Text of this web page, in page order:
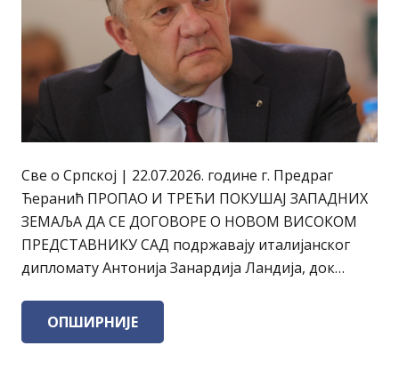
Све о Српској | 22.07.2026. године г. Предраг
Ћеранић ПРОПАО И ТРЕЋИ ПОКУШАЈ ЗАПАДНИХ
ЗЕМАЉА ДА СЕ ДОГОВОРЕ О НОВОМ ВИСОКОМ
ПРЕДСТАВНИКУ САД подржавају италијанског
дипломату Антонија Занардија Ландија, док…
ОПШИРНИЈЕ